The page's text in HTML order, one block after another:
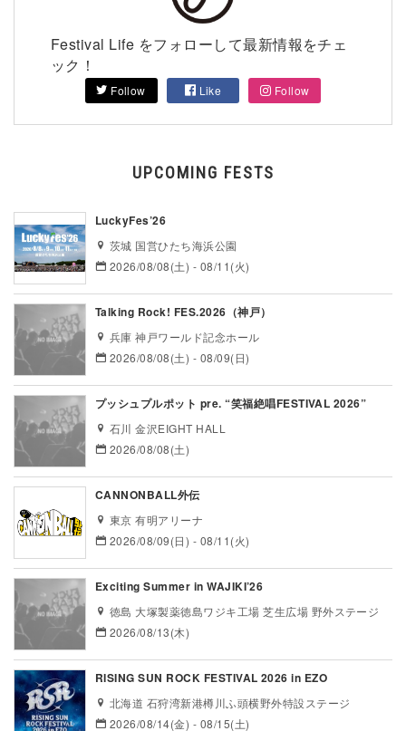
Festival Life をフォローして最新情報をチェ
ック！
Follow Like Follow
UPCOMING FESTS
LuckyFes’26
茨城 国営ひたち海浜公園
2026/08/08(土) - 08/11(火)
Talking Rock! FES.2026（神戸）
兵庫 神戸ワールド記念ホール
2026/08/08(土) - 08/09(日)
プッシュプルポット pre. “笑福絶唱FESTIVAL 2026”
石川 金沢EIGHT HALL
2026/08/08(土)
CANNONBALL外伝
東京 有明アリーナ
2026/08/09(日) - 08/11(火)
Exciting Summer in WAJIKI’26
徳島 大塚製薬徳島ワジキ工場 芝生広場 野外ステージ
2026/08/13(木)
RISING SUN ROCK FESTIVAL 2026 in EZO
北海道 石狩湾新港樽川ふ頭横野外特設ステージ
2026/08/14(金) - 08/15(土)